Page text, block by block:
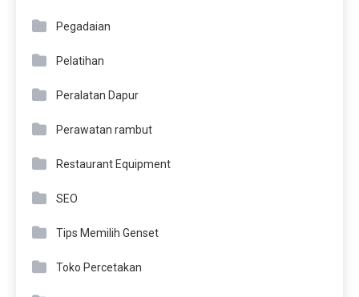
Pegadaian
Pelatihan
Peralatan Dapur
Perawatan rambut
Restaurant Equipment
SEO
Tips Memilih Genset
Toko Percetakan